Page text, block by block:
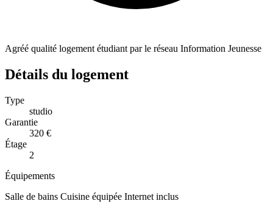
Agréé qualité logement étudiant par le réseau Information Jeunesse
Détails du logement
Type
studio
Garantie
320 €
Étage
2
Équipements
Salle de bains Cuisine équipée Internet inclus